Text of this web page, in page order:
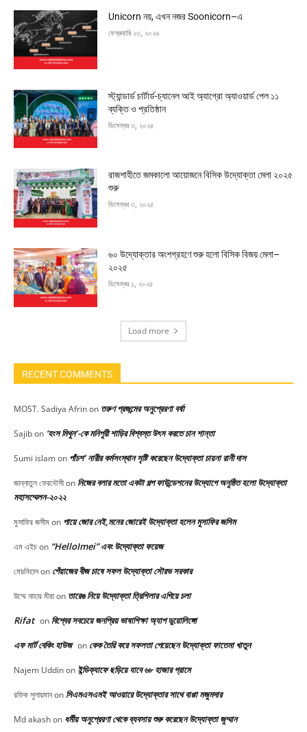
Unicorn নয়, এখন নজর Soonicorn–এ
ফেব্রুয়ারি ২৩, ২০২৬
স্ট্যান্ডার্ড চার্টার্ড-চ্যানেল আই অ্যাগ্রো অ্যাওয়ার্ড পেল ১১
ব্যক্তি ও প্রতিষ্ঠান
ডিসেম্বর ৩, ২০২৫
রাজশাহীতে জমকালো আয়োজনে বিসিক উদ্যোক্তা মেলা ২০২৫
শুরু
ডিসেম্বর ৩, ২০২৫
৬০ উদ্যোক্তার অংশগ্রহণে শুরু হলো বিসিক বিজয় মেলা–
২০২৫
ডিসেম্বর ১, ২০২৫
Load more
RECENT COMMENTS
MOST. Sadiya Afrinon তরুণ প্রজন্মের অনুপ্রেরণা বর্ষা
Sajibon ‘হংস মিথুন’-কে মনিপুরী শাড়ির বিশ্বস্ত উৎস করতে চান শান্তা
Sumi islamon পাঁচশ’ নারীর কর্মসংস্থান সৃষ্টি করেছেন উদ্যোক্তা চায়না রানী দাস
জান্নাতুল ফেরদৌসীon নিজের বলার মতো একটা গল্প ফাউন্ডেশনের উদ্যোগে অনুষ্ঠিত হলো উদ্যোক্তা
মহাসম্মেলন-২০২২
মুসাফির জসীমon পায়ে জোর নেই,মনের জোরেই উদ্যোক্তা হলেন মুসাফির জসিম
এম এইচon “HelloImei” এবং উদ্যোক্তা ফয়েজ
মোঃনিহালon পেঁয়াজের বীজ চাষে সফল উদ্যোক্তা সৌরভ সরকার
উম্মে নাহার মীরাon তারেঙ নিয়ে উদ্যোক্তা ত্রিশিলার এগিয়ে চলা
Rifat on বিশ্বের সবচেয়ে জনপ্রিয় ভাষাশিক্ষা অ্যাপ ডুয়োলিঙ্গো
এফ মার্ট বেকিং হাউজ on কেক তৈরি করে সফলতা পেয়েছেন উদ্যোক্তা ফাতেমা খাতুন
Najem Uddinon ইন্ডিক্যাফে ছড়িয়ে যাবে ৬৮ হাজার গ্রামে
রফিক সুলায়মানon সিএমএসএমই আওয়ারে উদ্যোক্তার সাথে বাপ্পা মজুমদার
Md akashon ধর্মীয় অনুপ্রেরণা থেকে ব্যবসায় শুরু করেছেন উদ্যোক্তা জুম্মান